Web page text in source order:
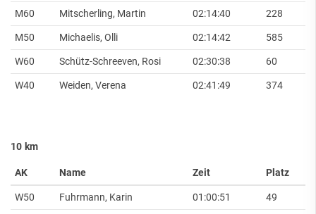
M60
Mitscherling, Martin 02:14:40
228
M50
Michaelis, Olli 02:14:42
585
W60
Schütz-Schreeven, Rosi 02:30:38
60
W40
Weiden, Verena 02:41:49 374
10 km
AK Name Zeit Platz
W50 Fuhrmann, Karin 01:00:51
49